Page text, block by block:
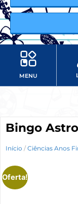
MENU
Bingo
Início / Ciências Anos
Oferta!